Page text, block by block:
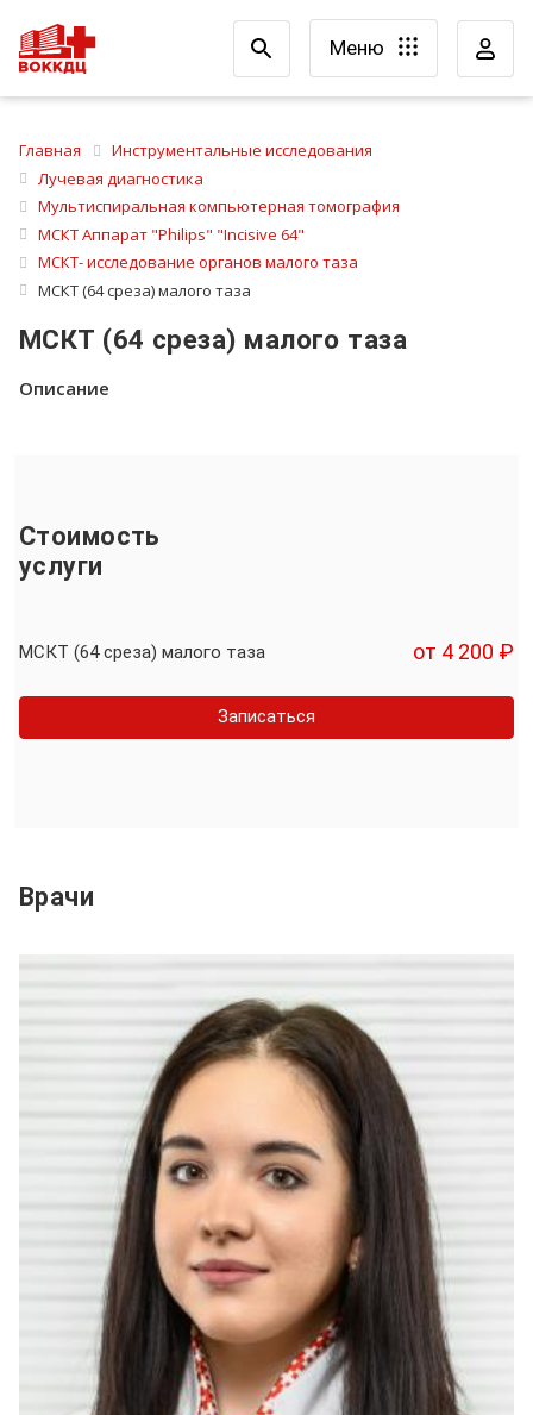
Меню
Главная
Инструментальные исследования
Лучевая диагностика
Мультиспиральная компьютерная томография
МСКТ Аппарат "Philips" "Incisive 64"
МСКТ- исследование органов малого таза
МСКТ (64 среза) малого таза
МСКТ (64 среза) малого таза
Описание
Стоимость
услуги
МСКТ (64 среза) малого таза от 4 200 ₽
Записаться
Врачи